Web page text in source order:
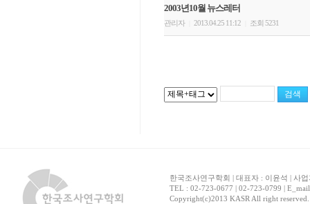
2003년10월 뉴스레터
관리자 2013.04.25 11:12 조회 5231
한국조사연구학회 | 대표자 : 이윤석 | 사
TEL : 02-723-0677 | 02-723-0799 | E_mail
Copyright(c)2013 KASR All right